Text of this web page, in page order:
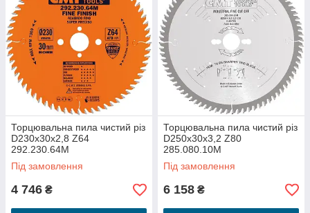
Торцювальна пила чистий різ
D230x30x2,8 Z64
292.230.64M
Під замовлення
4 746 ₴
Торцювальна пила чистий різ
D250x30x3,2 Z80
285.080.10M
Під замовлення
6 158 ₴